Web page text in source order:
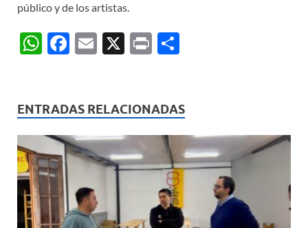
público y de los artistas.
W
s
A
p
p
F
b
o
o
E
X
P
p
ar
ti
r
ENTRADAS RELACIONADAS